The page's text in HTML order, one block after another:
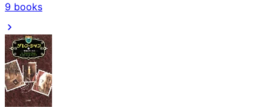
9 books